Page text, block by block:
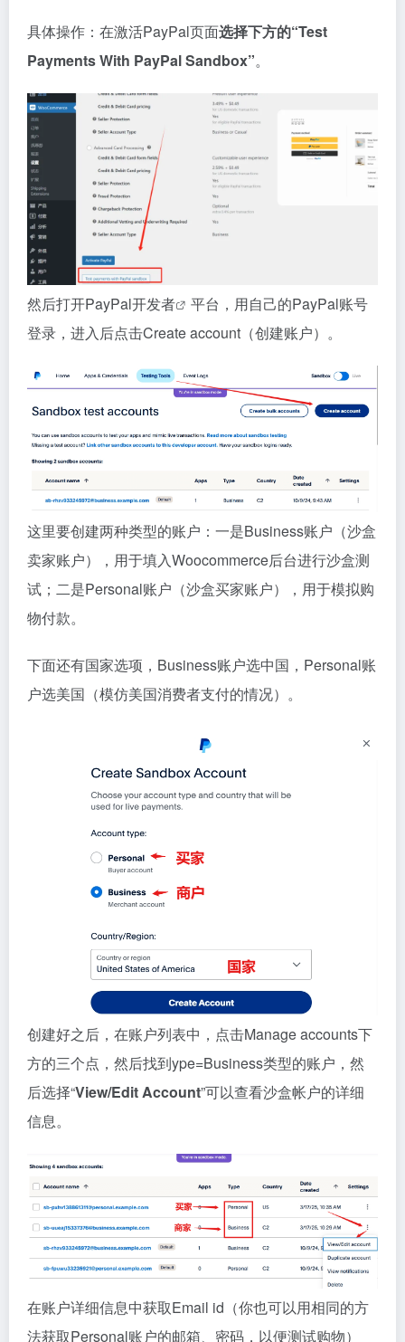
具体操作：在激活PayPal页面选择下方的“Test
Payments With PayPal Sandbox”。
然后打开PayPal开发者
平台，用自己的PayPal账号
登录，进入后点击Create account（创建账户）。
这里要创建两种类型的账户：一是Business账户（沙盒
卖家账户），用于填入Woocommerce后台进行沙盒测
试；二是Personal账户（沙盒买家账户），用于模拟购
物付款。
下面还有国家选项，Business账户选中国，Personal账
户选美国（模仿美国消费者支付的情况）。
创建好之后，在账户列表中，点击Manage accounts下
方的三个点，然后找到ype=Business类型的账户，然
后选择“View/Edit Account”可以查看沙盒帐户的详细
信息。
在账户详细信息中获取Email id（你也可以用相同的方
法获取Personal账户的邮箱、密码，以便测试购物）